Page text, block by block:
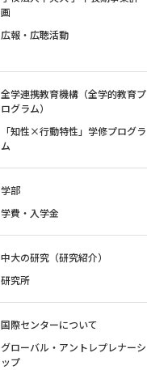
画
広報・広聴活動
全学連携教育機構（全学的教育プ
ログラム）
「知性×行動特性」学修プログラ
ム
学部
学費・入学金
中大の研究（研究紹介）
研究所
国際センターについて
グローバル・アントレプレナーシ
ップ